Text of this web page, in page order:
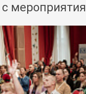
мероприятия